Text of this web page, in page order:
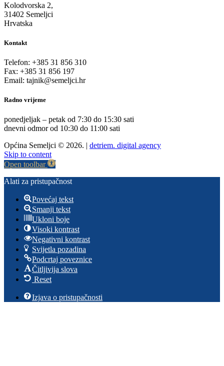
Kolodvorska 2,
31402 Semeljci
Hrvatska
Kontakt
Telefon: +385 31 856 310
Fax: +385 31 856 197
Email: tajnik@semeljci.hr
Radno vrijeme
ponedjeljak – petak od 7:30 do 15:30 sati
dnevni odmor od 10:30 do 11:00 sati
Općina Semeljci © 2026. | detriem. digital agency
Skip to content
Open toolbar
Alati za pristupačnost
Povećaj tekst
Smanji tekst
Ukloni boje
Visoki kontrast
Negativni kontrast
Svijetla pozadina
Podcrtaj poveznice
Čitljivija slova
Reset
Izjava o pristupačnosti